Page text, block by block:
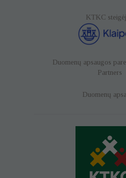
KTKC
Duomenų apsaugos
Partners
Duomenų